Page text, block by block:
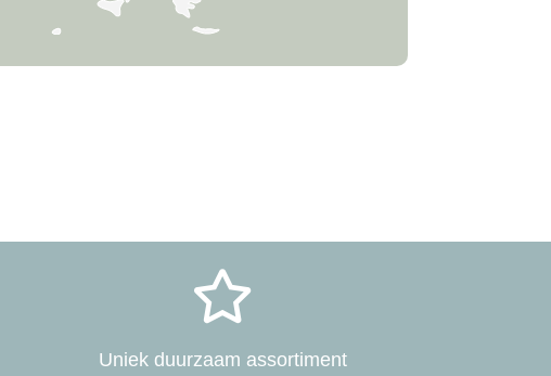

Uniek duurzaam assortiment